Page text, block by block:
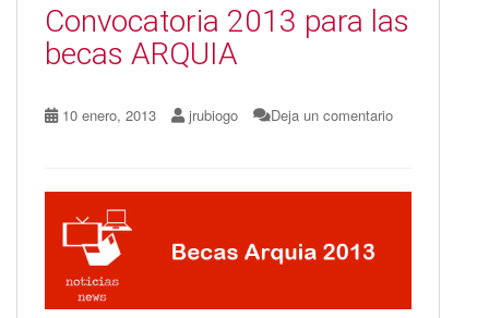
k r
Convocatoria 2013 para las
becas ARQUIA
10 enero, 2013 jrubiogo Deja un comentario